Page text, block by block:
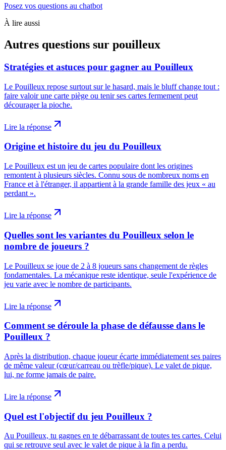
Posez vos questions au chatbot
À lire aussi
Autres questions sur pouilleux
Stratégies et astuces pour gagner au Pouilleux
Le Pouilleux repose surtout sur le hasard, mais le bluff change tout :
faire valoir une carte piège ou tenir ses cartes fermement peut
décourager la pioche.
Lire la réponse
Origine et histoire du jeu du Pouilleux
Le Pouilleux est un jeu de cartes populaire dont les origines
remontent à plusieurs siècles. Connu sous de nombreux noms en
France et à l'étranger, il appartient à la grande famille des jeux « au
perdant ».
Lire la réponse
Quelles sont les variantes du Pouilleux selon le
nombre de joueurs ?
Le Pouilleux se joue de 2 à 8 joueurs sans changement de règles
fondamentales. La mécanique reste identique, seule l'expérience de
jeu varie avec le nombre de participants.
Lire la réponse
Comment se déroule la phase de défausse dans le
Pouilleux ?
Après la distribution, chaque joueur écarte immédiatement ses paires
de même valeur (cœur/carreau ou trèfle/pique). Le valet de pique,
lui, ne forme jamais de paire.
Lire la réponse
Quel est l'objectif du jeu Pouilleux ?
Au Pouilleux, tu gagnes en te débarrassant de toutes tes cartes. Celui
qui se retrouve seul avec le valet de pique à la fin a perdu.